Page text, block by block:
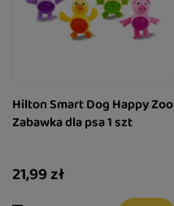
Hilton Smart Dog Happy Zoo
Zabawka dla psa 1 szt
21,99 zł